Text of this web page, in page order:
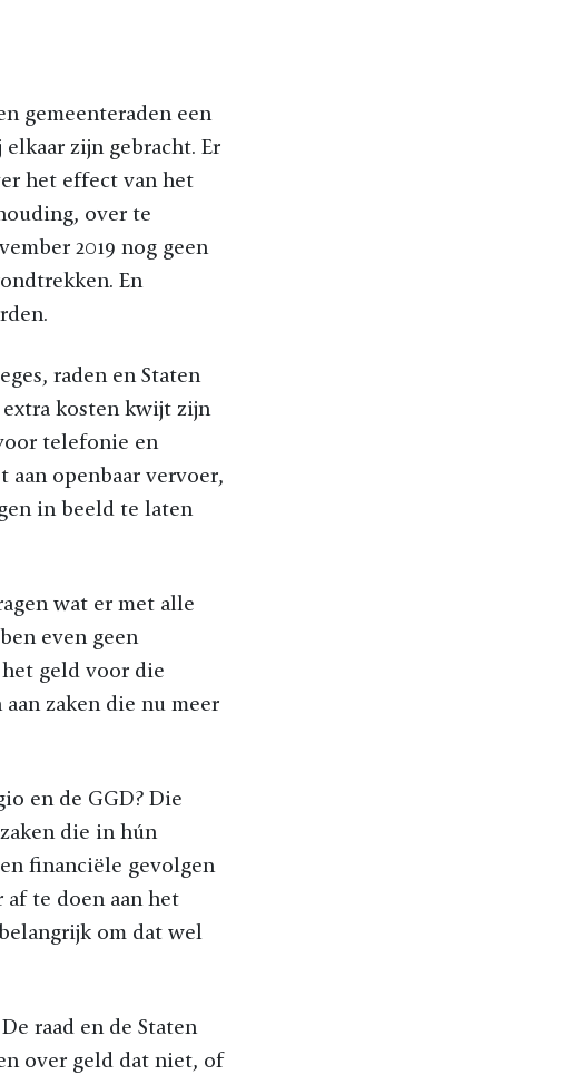
gemeenteraden een
zijn gebracht. Er
het effect van het
over te
2019 nog geen
En
raden en Staten
kosten kwijt zijn
telefonie en
openbaar vervoer,
in beeld te laten
wat er met alle
even geen
geld voor die
zaken die nu meer
en de GGD? Die
die in hún
financiële gevolgen
te doen aan het
om dat wel
raad en de Staten
over geld dat niet, of